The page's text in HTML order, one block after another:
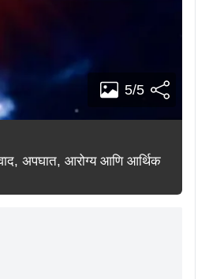
5/5
अपघात, आरोग्य आणि आर्थिक